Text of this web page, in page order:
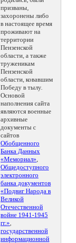
призваны,
захоронены либо
в настоящее время
проживают на
территории
Пензенской
области, а также
труженикам
Пензенской
области, ковавшим
Победу в тылу.
Основой
наполнения сайта
являются военные
архивные
документы с
сайтов
Обобщенного
Банка Данных
«Мемориал»,
Общедоступного
электронного
банка документов
«Подвиг Народа в
Великой
Отечественной
войне 1941-1945
гг.»,
государственной
информационной